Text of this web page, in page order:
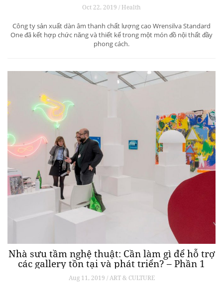
Oct 22, 2019 / Health
Công ty sản xuất dàn âm thanh chất lượng cao Wrensilva Standard
One đã kết hợp chức năng và thiết kế trong một món đồ nội thất đầy
phong cách.
Nhà sưu tầm nghệ thuật: Cần làm gì để hỗ trợ
các gallery tồn tại và phát triển? – Phần 1
Aug 11, 2019 / ART & CULTURE